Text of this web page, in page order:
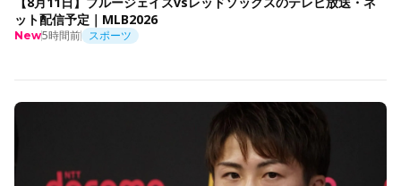
ット配信予定｜MLB2026
New5時間前 スポーツ